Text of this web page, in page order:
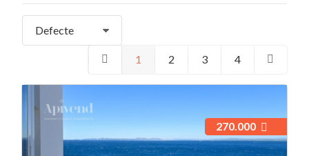
Defecte
1 2 3 4
270.000